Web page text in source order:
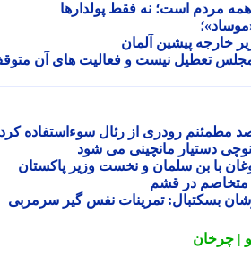
است؛ نه فقط پولدارها
پیشین آلمان
نیست و فعالیت های آن متوقف
دستیار مانچینی می شود
با بن سلمان و نخست وزیر پاکستان
در قشم
بسکتبال: ‏تمرینات نفس گیر سرمربی